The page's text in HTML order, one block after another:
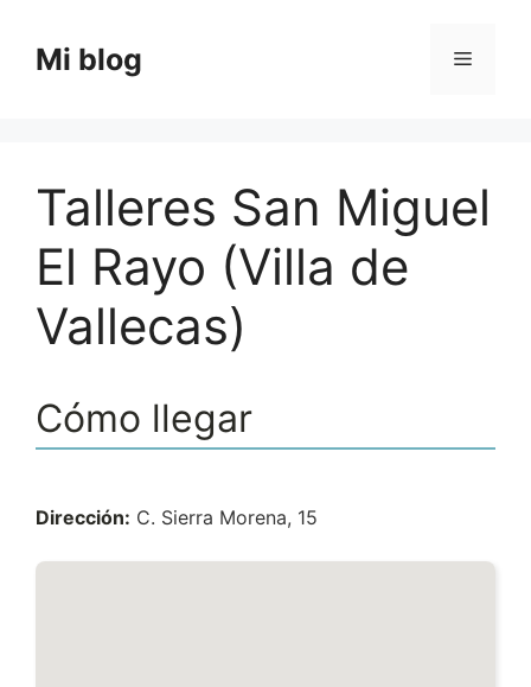
contenido
Mi blog Menú
Talleres San Miguel
El Rayo (Villa de
Vallecas)
Cómo llegar
Dirección: C. Sierra Morena, 15